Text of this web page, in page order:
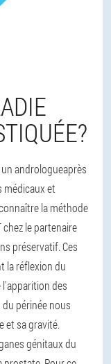
andrologueaprès
médicaux et
la méthode
le partenaire
préservatif. Ces
la réflexion du
des
périnée nous
et sa gravité.
génitaux du